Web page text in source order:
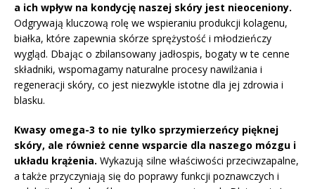
a ich wpływ na kondycję naszej skóry jest nieoceniony.
Odgrywają kluczową rolę we wspieraniu produkcji kolagenu,
białka, które zapewnia skórze sprężystość i młodzieńczy
wygląd. Dbając o zbilansowany jadłospis, bogaty w te cenne
składniki, wspomagamy naturalne procesy nawilżania i
regeneracji skóry, co jest niezwykle istotne dla jej zdrowia i
blasku.
Kwasy omega-3 to nie tylko sprzymierzeńcy pięknej
skóry, ale również cenne wsparcie dla naszego mózgu i
układu krążenia. Wykazują silne właściwości przeciwzapalne,
a także przyczyniają się do poprawy funkcji poznawczych i